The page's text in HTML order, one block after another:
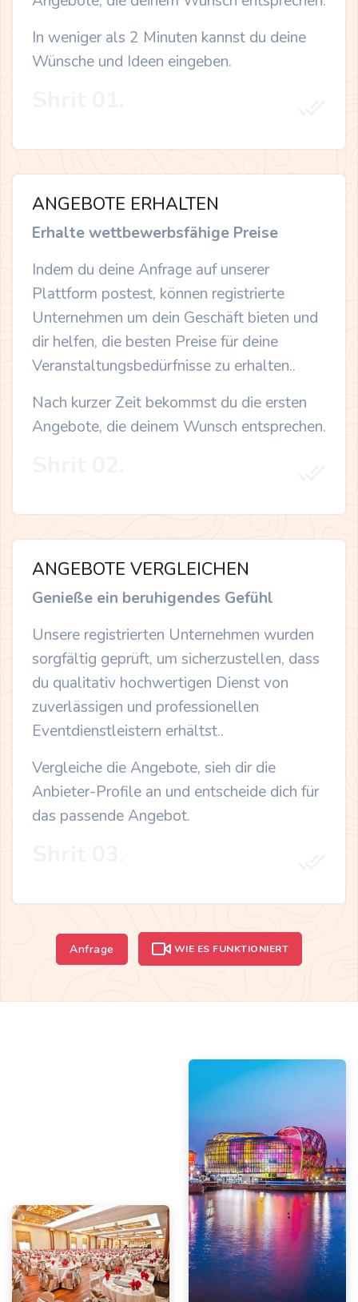
In weniger als 2 Minuten kannst du deine
Wünsche und Ideen eingeben.
ANGEBOTE ERHALTEN
Erhalte wettbewerbsfähige Preise
Indem du deine Anfrage auf unserer
Plattform postest, können registrierte
Unternehmen um dein Geschäft bieten und
dir helfen, die besten Preise für deine
Veranstaltungsbedürfnisse zu erhalten..
Nach kurzer Zeit bekommst du die ersten
Angebote, die deinem Wunsch entsprechen.
ANGEBOTE VERGLEICHEN
Genieße ein beruhigendes Gefühl
Unsere registrierten Unternehmen wurden
sorgfältig geprüft, um sicherzustellen, dass
du qualitativ hochwertigen Dienst von
zuverlässigen und professionellen
Eventdienstleistern erhältst..
Vergleiche die Angebote, sieh dir die
Anbieter-Profile an und entscheide dich für
das passende Angebot.
Anfrage WIE ES FUNKTIONIERT